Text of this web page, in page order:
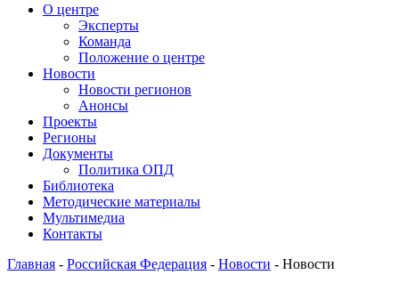
О центре
Эксперты
Команда
Положение о центре
Новости
Новости регионов
Анонсы
Проекты
Регионы
Документы
Политика ОПД
Библиотека
Методические материалы
Мультимедиа
Контакты
Главная - Российская Федерация - Новости - Новости